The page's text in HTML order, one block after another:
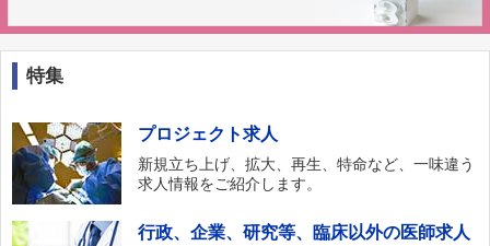
特集
プロジェクト求人
新規立ち上げ、拡大、再生、特命など、一味違う
求人情報をご紹介します。
行政、企業、研究等、臨床以外の医師求人